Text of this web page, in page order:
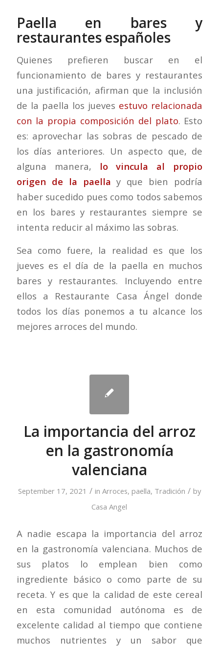
Paella en bares y
restaurantes españoles
Quienes prefieren buscar en el
funcionamiento de bares y restaurantes
una justificación, afirman que la inclusión
de la paella los jueves estuvo relacionada
con la propia composición del plato. Esto
es: aprovechar las sobras de pescado de
los días anteriores. Un aspecto que, de
alguna manera, lo vincula al propio
origen de la paella y que bien podría
haber sucedido pues como todos sabemos
en los bares y restaurantes siempre se
intenta reducir al máximo las sobras.
Sea como fuere, la realidad es que los
jueves es el día de la paella en muchos
bares y restaurantes. Incluyendo entre
ellos a Restaurante Casa Ángel donde
todos los días ponemos a tu alcance los
mejores arroces del mundo.
La importancia del arroz
en la gastronomía
valenciana
September 17, 2021 / in Arroces, paella, Tradición / by
Casa Angel
A nadie escapa la importancia del arroz
en la gastronomía valenciana. Muchos de
sus platos lo emplean bien como
ingrediente básico o como parte de su
receta. Y es que la calidad de este cereal
en esta comunidad autónoma es de
excelente calidad al tiempo que contiene
muchos nutrientes y un sabor que